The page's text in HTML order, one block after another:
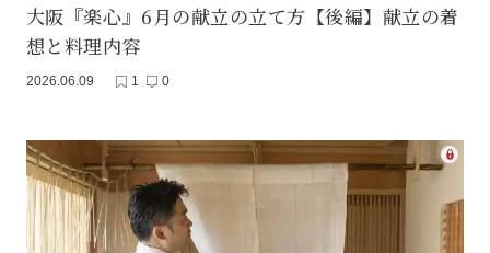
大阪『楽心』6月の献立の立て方【後編】献立の着
想と料理内容
2026.06.09 1 0